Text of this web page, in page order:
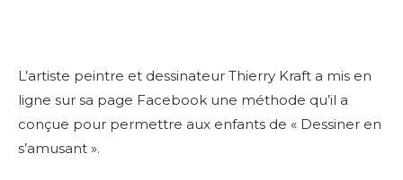
L’artiste peintre et dessinateur Thierry Kraft a mis en
ligne sur sa page Facebook une méthode qu’il a
conçue pour permettre aux enfants de « Dessiner en
s’amusant ».